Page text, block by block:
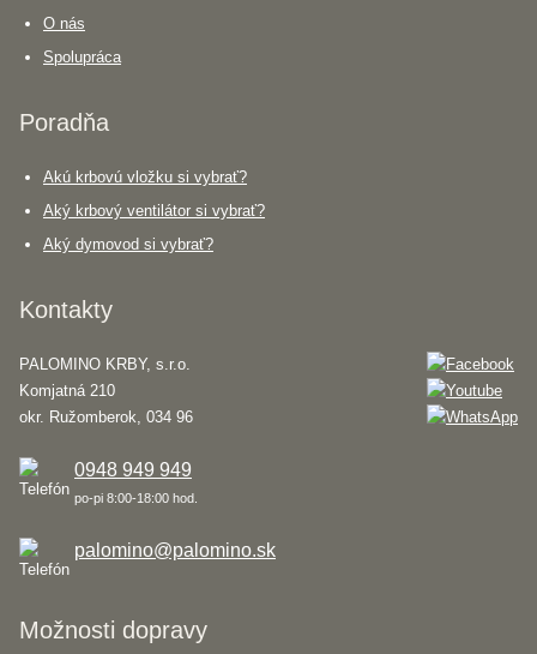
O nás
Spolupráca
Poradňa
Akú krbovú vložku si vybrať?
Aký krbový ventilátor si vybrať?
Aký dymovod si vybrať?
Kontakty
PALOMINO KRBY, s.r.o.
Komjatná 210
okr. Ružomberok, 034 96
0948 949 949
po-pi 8:00-18:00 hod.
palomino@palomino.sk
Možnosti dopravy